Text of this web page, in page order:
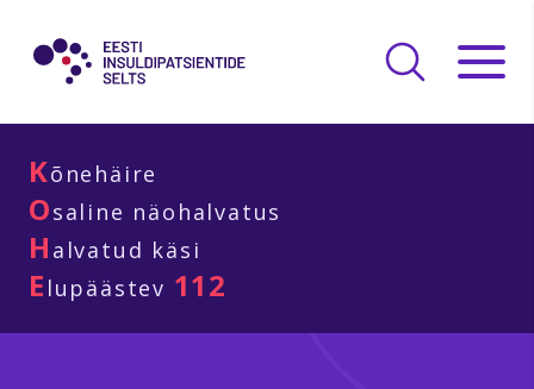
Kõnehäire
Osaline näohalvatus
H alvatud käsi
E lupäästev 112